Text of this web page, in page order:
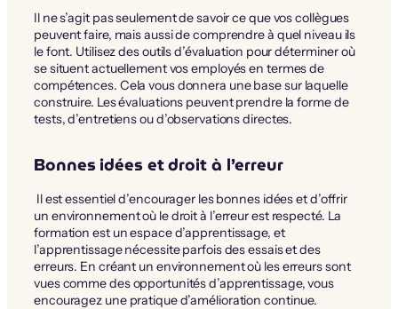
Il ne s’agit pas seulement de savoir ce que vos collègues
peuvent faire, mais aussi de comprendre à quel niveau ils
le font. Utilisez des outils d’évaluation pour déterminer où
se situent actuellement vos employés en termes de
compétences. Cela vous donnera une base sur laquelle
construire. Les évaluations peuvent prendre la forme de
tests, d’entretiens ou d’observations directes.
Bonnes idées et droit à l’erreur
Il est essentiel d’encourager les bonnes idées et d’offrir
un environnement où le droit à l’erreur est respecté. La
formation est un espace d’apprentissage, et
l’apprentissage nécessite parfois des essais et des
erreurs. En créant un environnement où les erreurs sont
vues comme des opportunités d’apprentissage, vous
encouragez une pratique d’amélioration continue.